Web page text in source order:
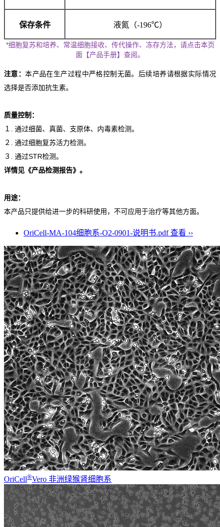
保存条件 液氮（-196℃）
*细胞复苏和培养、常温细胞接收、传代操作、冻存方法，请点击本页
面【产品手册】查阅。
注意：本产品在生产过程中严格控制无菌。后续培养请根据实际情况
选择是否添加抗生素。
质量控制：
１. 通过细菌、真菌、支原体、内毒素检测。
２. 通过细胞复苏活力检测。
３. 通过STR检测。
详情见《产品检测报告》。
用途：
本产品只提供给进一步的科研使用，不可应用于治疗等其他方面。
OriCell-MA-104细胞系-O2-0901-说明书.pdf查看 ››
OriCell®Vero 非洲绿猴肾细胞系